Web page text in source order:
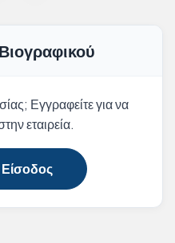
Εγγραφείτε για να
εταιρεία.
Είσοδος